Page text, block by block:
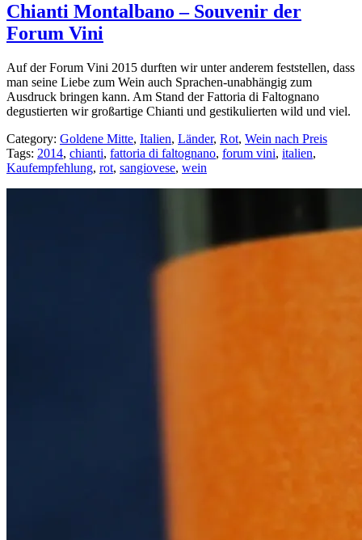
Chianti Montalbano – Souvenir der
Forum Vini
Auf der Forum Vini 2015 durften wir unter anderem feststellen, dass
man seine Liebe zum Wein auch Sprachen-unabhängig zum
Ausdruck bringen kann. Am Stand der Fattoria di Faltognano
degustierten wir großartige Chianti und gestikulierten wild und viel.
Category: Goldene Mitte, Italien, Länder, Rot, Wein nach Preis
Tags: 2014, chianti, fattoria di faltognano, forum vini, italien,
Kaufempfehlung, rot, sangiovese, wein